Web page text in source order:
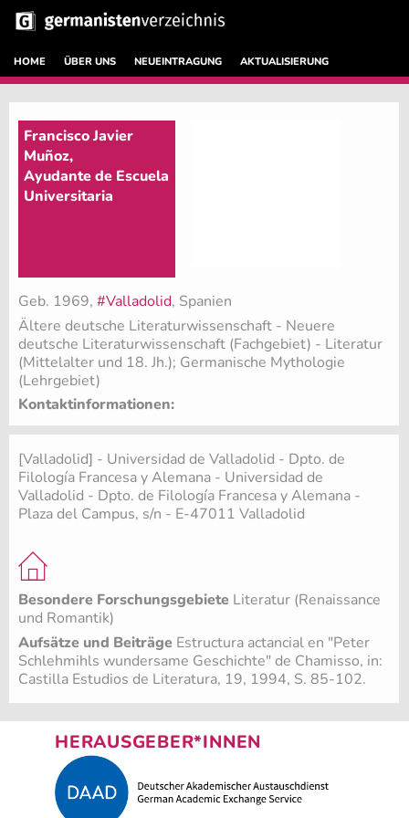
HOME ÜBER UNS NEUEINTRAGUNG AKTUALISIERUNG
Francisco Javier
Muñoz,
Ayudante de Escuela
Universitaria
Geb. 1969, #Valladolid, Spanien
Ältere deutsche Literaturwissenschaft - Neuere
deutsche Literaturwissenschaft (Fachgebiet) - Literatur
(Mittelalter und 18. Jh.); Germanische Mythologie
(Lehrgebiet)
Kontaktinformationen:
[Valladolid] - Universidad de Valladolid - Dpto. de
Filología Francesa y Alemana - Universidad de
Valladolid - Dpto. de Filología Francesa y Alemana -
Plaza del Campus, s/n - E-47011 Valladolid
Besondere Forschungsgebiete Literatur (Renaissance
und Romantik)
Aufsätze und Beiträge Estructura actancial en "Peter
Schlehmihls wundersame Geschichte" de Chamisso, in:
Castilla Estudios de Literatura, 19, 1994, S. 85-102.
HERAUSGEBER*INNEN